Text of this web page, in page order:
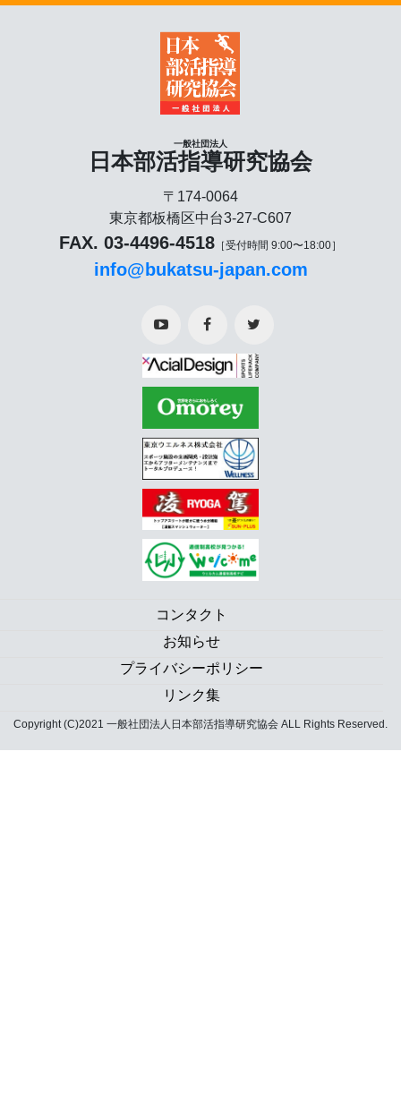
一般社団法人
日本部活指導研究協会
〒174-0064
東京都板橋区中台3-27-C607
FAX. 03-4496-4518 ［受付時間 9:00〜18:00］
info@bukatsu-japan.com
コンタクト
お知らせ
プライバシーポリシー
リンク集
Copyright (C)2021 一般社団法人日本部活指導研究協会 ALL Rights Reserved.